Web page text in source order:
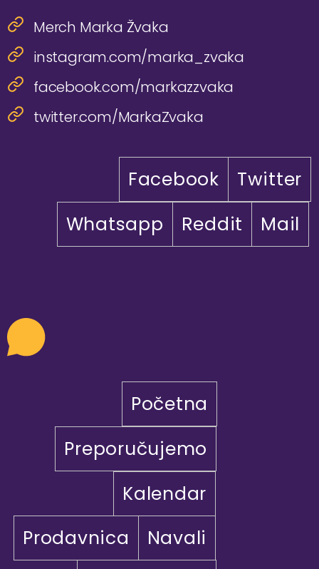
Merch Marka Žvaka
instagram.com/marka_zvaka
facebook.com/markazzvaka
twitter.com/MarkaZvaka
Facebook
Twitter
Whatsapp
Reddit Mail
Početna
Preporučujemo
Kalendar
Prodavnica
Navali